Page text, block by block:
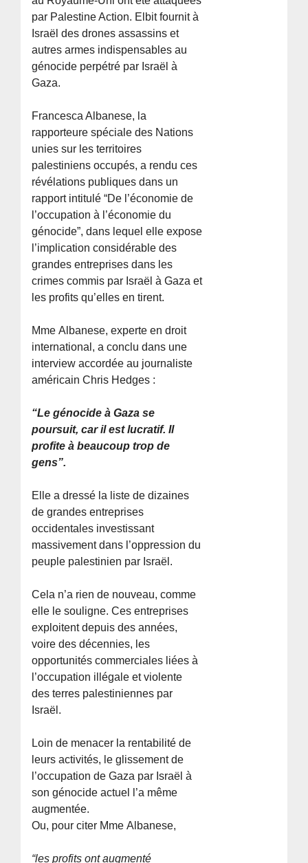
par Palestine Action. Elbit fournit à
Israël des drones assassins et
autres armes indispensables au
génocide perpétré par Israël à
Gaza.
Francesca Albanese, la
rapporteure spéciale des Nations
unies sur les territoires
palestiniens occupés, a rendu ces
révélations publiques dans un
rapport intitulé “De l’économie de
l’occupation à l’économie du
génocide”, dans lequel elle expose
l’implication considérable des
grandes entreprises dans les
crimes commis par Israël à Gaza et
les profits qu’elles en tirent.
Mme Albanese, experte en droit
international, a conclu dans une
interview accordée au journaliste
américain Chris Hedges :
“Le génocide à Gaza se
poursuit, car il est lucratif. Il
profite à beaucoup trop de
gens”.
Elle a dressé la liste de dizaines
de grandes entreprises
occidentales investissant
massivement dans l’oppression du
peuple palestinien par Israël.
Cela n’a rien de nouveau, comme
elle le souligne. Ces entreprises
exploitent depuis des années,
voire des décennies, les
opportunités commerciales liées à
l’occupation illégale et violente
des terres palestiniennes par
Israël.
Loin de menacer la rentabilité de
leurs activités, le glissement de
l’occupation de Gaza par Israël à
son génocide actuel l’a même
augmentée.
Ou, pour citer Mme Albanese,
“les profits ont augmenté